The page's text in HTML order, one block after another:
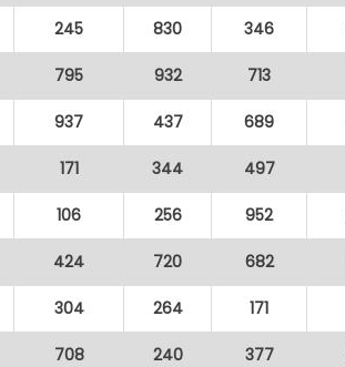
245 830 346
795 932 713
937 437 689
171 344 497
106 256 952
424 720 682
304 264 171
708 240 377